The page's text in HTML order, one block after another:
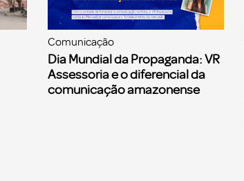
Comunicação
Dia Mundial da Propaganda: VR
Assessoria e o diferencial da
comunicação amazonense